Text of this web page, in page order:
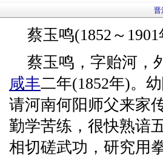
晋
蔡玉鸣(1852～1901
蔡玉鸣，字贻河，
咸丰二年(1852年)。
请河南何阳师父来家
勤学苦练，很快熟谙
相切磋武功，研究用